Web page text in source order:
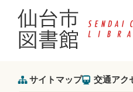
サイトマップ 交通アク